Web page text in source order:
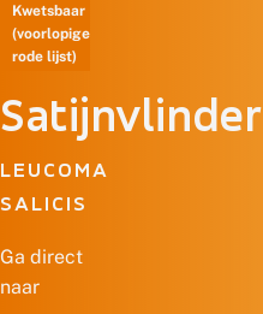
Kwetsbaar
(voorlopige
rode lijst)
Satijnvlinder
LEUCOMA
SALICIS
Ga direct
naar